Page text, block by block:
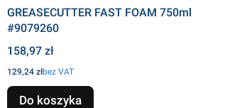
GREASECUTTER FAST FOAM 750ml
#9079260
Cena
158,97 zł
Cena
129,24 złbez VAT
Do koszyka